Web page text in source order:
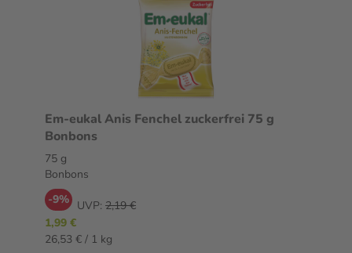
Em-eukal Anis Fenchel zuckerfrei 75 g
Bonbons
75 g
Bonbons
-9% UVP: 2,19 €
1,99 €
26,53 € / 1 kg